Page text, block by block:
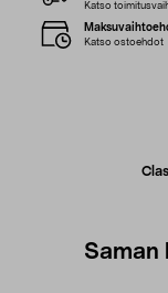
Katso
Katso ostoehdot